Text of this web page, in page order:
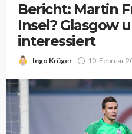
Bericht: Martin
Insel? Glasgow
interessiert
Ingo Krüger 10. Februar